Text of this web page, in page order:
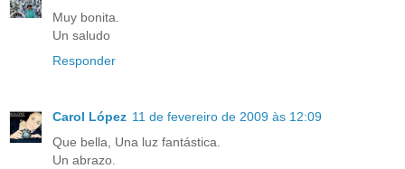
Muy bonita.
Un saludo
Responder
Carol López 11 de fevereiro de 2009 às 12:09
Que bella, Una luz fantástica.
Un abrazo.